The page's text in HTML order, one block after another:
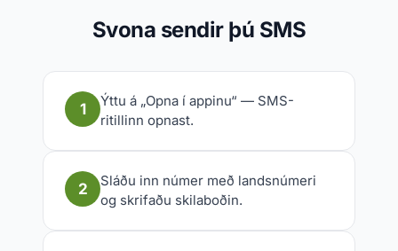
Svona sendir þú SMS
1
Ýttu á „Opna í appinu“ — SMS-
ritillinn opnast.
2
Sláðu inn númer með landsnúmeri
og skrifaðu skilaboðin.